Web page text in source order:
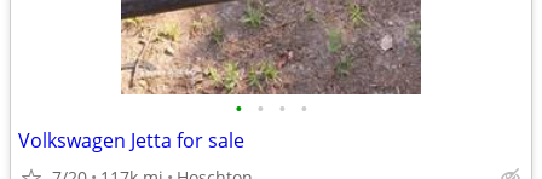
• • • •
Volkswagen Jetta for sale